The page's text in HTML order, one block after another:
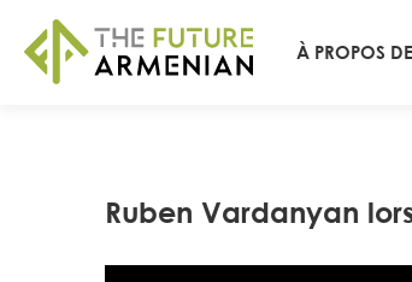
À PROPOS
Ruben Vardanyan